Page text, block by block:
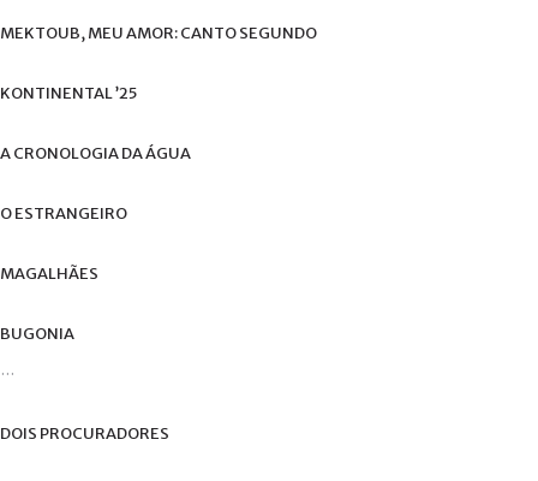
MEKTOUB,MEUAMOR:CANTOSEGUNDO
KONTINENTAL’25
ACRONOLOGIADAÁGUA
OESTRANGEIRO
MAGALHÃES
BUGONIA
...
DOIS PROCURADORES